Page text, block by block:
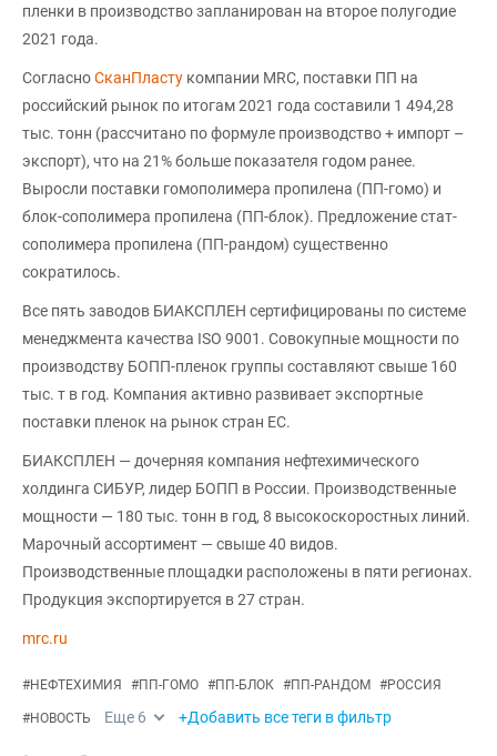
пленки в производство запланирован на второе полугодие
2021 года.
СогласноСканПласту компании MRC, поставки ПП на
российский рынок по итогам 2021 года составили 1 494,28
тыс. тонн (рассчитано по формуле производство + импорт –
экспорт), что на 21% больше показателя годом ранее.
Выросли поставки гомополимера пропилена (ПП-гомо) и
блок-сополимера пропилена (ПП-блок). Предложение стат-
сополимера пропилена (ПП-рандом) существенно
сократилось.
Все пять заводов БИАКСПЛЕН сертифицированы по системе
менеджмента качества ISO 9001. Совокупные мощности по
производству БОПП-пленок группы составляют свыше 160
тыс. т в год. Компания активно развивает экспортные
поставки пленок на рынок стран ЕС.
БИАКСПЛЕН — дочерняя компания нефтехимического
холдинга СИБУР, лидер БОПП в России. Производственные
мощности — 180 тыс. тонн в год, 8 высокоскоростных линий.
Марочный ассортимент — свыше 40 видов.
Производственные площадки расположены в пяти регионах.
Продукция экспортируется в 27 стран.
mrc.ru
#НЕФТЕХИМИЯ #ПП-ГОМО #ПП-БЛОК #ПП-РАНДОМ #РОССИЯ
#НОВОСТЬ Еще 6 +Добавить все теги в фильтр